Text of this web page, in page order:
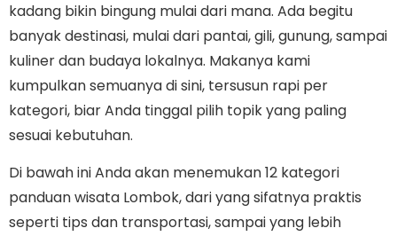
kadang bikin bingung mulai dari mana. Ada begitu
banyak destinasi, mulai dari pantai, gili, gunung, sampai
kuliner dan budaya lokalnya. Makanya kami
kumpulkan semuanya di sini, tersusun rapi per
kategori, biar Anda tinggal pilih topik yang paling
sesuai kebutuhan.
Di bawah ini Anda akan menemukan 12 kategori
panduan wisata Lombok, dari yang sifatnya praktis
seperti tips dan transportasi, sampai yang lebih